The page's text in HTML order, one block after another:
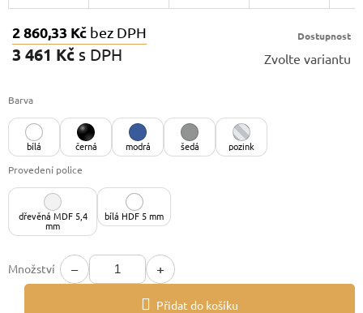
2 860,33 Kč bez DPH
3 461 Kč s DPH
Dostupnost
Zvolte variantu
Barva
bílá černá modrá šedá
pozink
Provedení police
dřevěná MDF 5,4
mm
bílá HDF 5 mm
Množství − +
Přidat do košíku